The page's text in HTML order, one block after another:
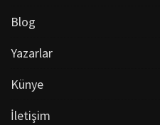
Blog
Yazarlar
Künye
İletişim